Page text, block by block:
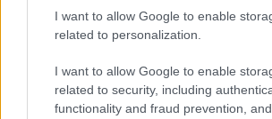
I want to allow Google to enable
related to personalization.
I want to allow Google to enable
related to security, including
functionality and fraud prevention,
sfida:
un’opportunità o
Rimini?
Roma